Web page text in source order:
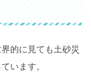
的に見ても土砂災
います。